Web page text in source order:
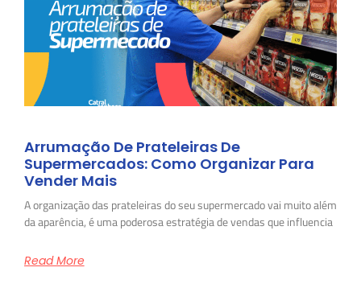
Arrumação De Prateleiras De
Supermercados: Como Organizar Para
Vender Mais
A organização das prateleiras do seu supermercado vai muito além
da aparência, é uma poderosa estratégia de vendas que influencia
Read More